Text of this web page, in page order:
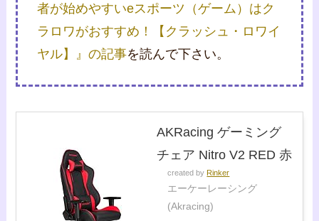
者が始めやすいeスポーツ（ゲーム）はク
ラロワがおすすめ！【クラッシュ・ロワイ
ヤル】』の記事を読んで下さい。
AKRacing ゲーミング
チェア Nitro V2 RED 赤
created by Rinker
エーケーレーシング
(Akracing)